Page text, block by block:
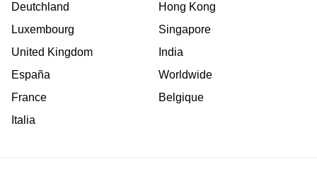
Deutchland
Luxembourg
United Kingdom
España
France
Italia
Hong Kong
Singapore
India
Worldwide
Belgique